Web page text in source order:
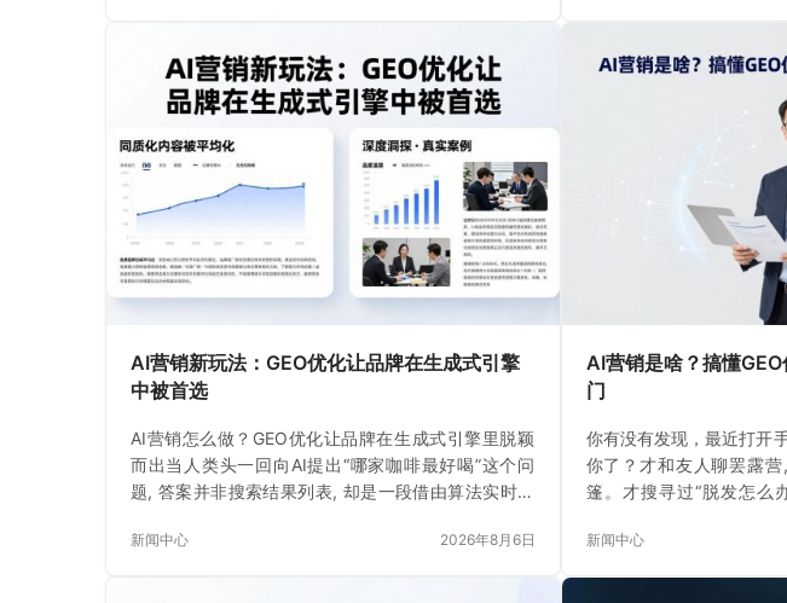
AI营销新玩法：GEO优化让品牌在生成式引擎
中被首选
AI营销怎么做？GEO优化让品牌在生成式引擎里脱颖
而出当人类头一回向AI提出“哪家咖啡最好喝”这个问
题, 答案并非搜索结果列表, 却是一段借由算法实时生
新闻中心 2026年8月6日
AI营销是啥？搞懂
门
你有没有发现，最近打开
你了？才和友人聊罢露
篷。才搜寻过“脱发怎么
新闻中心